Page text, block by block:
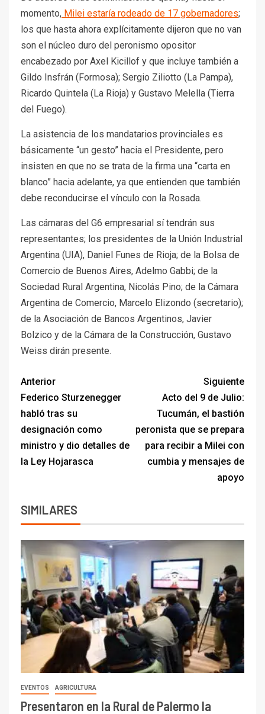
momento, Milei estaría rodeado de 17 gobernadores;
los que hasta ahora explícitamente dijeron que no van
son el núcleo duro del peronismo opositor
encabezado por Axel Kicillof y que incluye también a
Gildo Insfrán (Formosa); Sergio Ziliotto (La Pampa),
Ricardo Quintela (La Rioja) y Gustavo Melella (Tierra
del Fuego).
La asistencia de los mandatarios provinciales es
básicamente “un gesto” hacia el Presidente, pero
insisten en que no se trata de la firma una “carta en
blanco” hacia adelante, ya que entienden que también
debe reconducirse el vínculo con la Rosada.
Las cámaras del G6 empresarial sí tendrán sus
representantes; los presidentes de la Unión Industrial
Argentina (UIA), Daniel Funes de Rioja; de la Bolsa de
Comercio de Buenos Aires, Adelmo Gabbi; de la
Sociedad Rural Argentina, Nicolás Pino; de la Cámara
Argentina de Comercio, Marcelo Elizondo (secretario);
de la Asociación de Bancos Argentinos, Javier
Bolzico y de la Cámara de la Construcción, Gustavo
Weiss dirán presente.
Anterior
Federico Sturzenegger
habló tras su
designación como
ministro y dio detalles de
la Ley Hojarasca
Siguiente
Acto del 9 de Julio:
Tucumán, el bastión
peronista que se prepara
para recibir a Milei con
cumbia y mensajes de
apoyo
SIMILARES
EVENTOS AGRICULTURA
Presentaron en la Rural de Palermo la